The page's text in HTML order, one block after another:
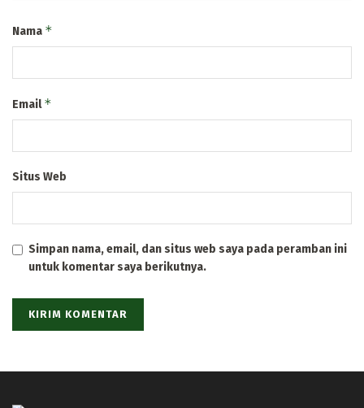
Nama *
Email*
Situs Web
Simpan nama, email, dan situs web saya pada peramban ini
untuk komentar saya berikutnya.